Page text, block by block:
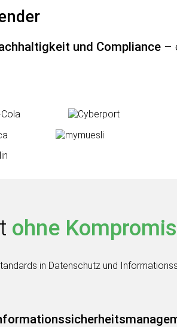
und Compliance –
ohne
in Datenschutz und